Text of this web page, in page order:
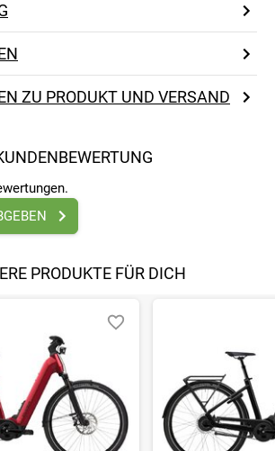
ZU PRODUKT UND VERSAND
PRODUKTE FÜR DICH